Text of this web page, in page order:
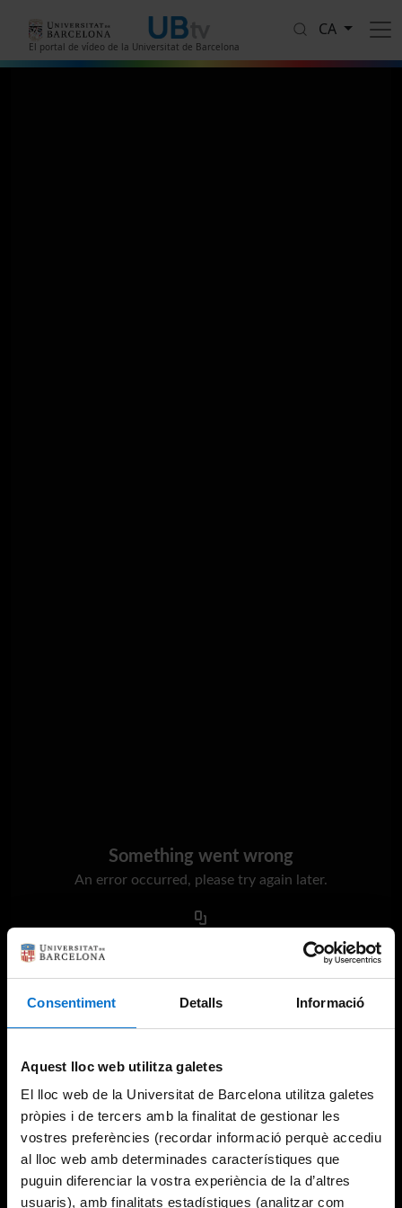
Consentiment Detalls Informació
Aquest lloc web utilitza galetes
El lloc web de la Universitat de Barcelona utilitza galetes
pròpies i de tercers amb la finalitat de gestionar les
vostres preferències (recordar informació perquè accediu
al lloc web amb determinades característiques que
puguin diferenciar la vostra experiència de la d’altres
usuaris), amb finalitats estadístiques (analitzar com
El portal de vídeo de la Universitat de Barcelona
CA
Something went wrong
An error occurred, please try again later.